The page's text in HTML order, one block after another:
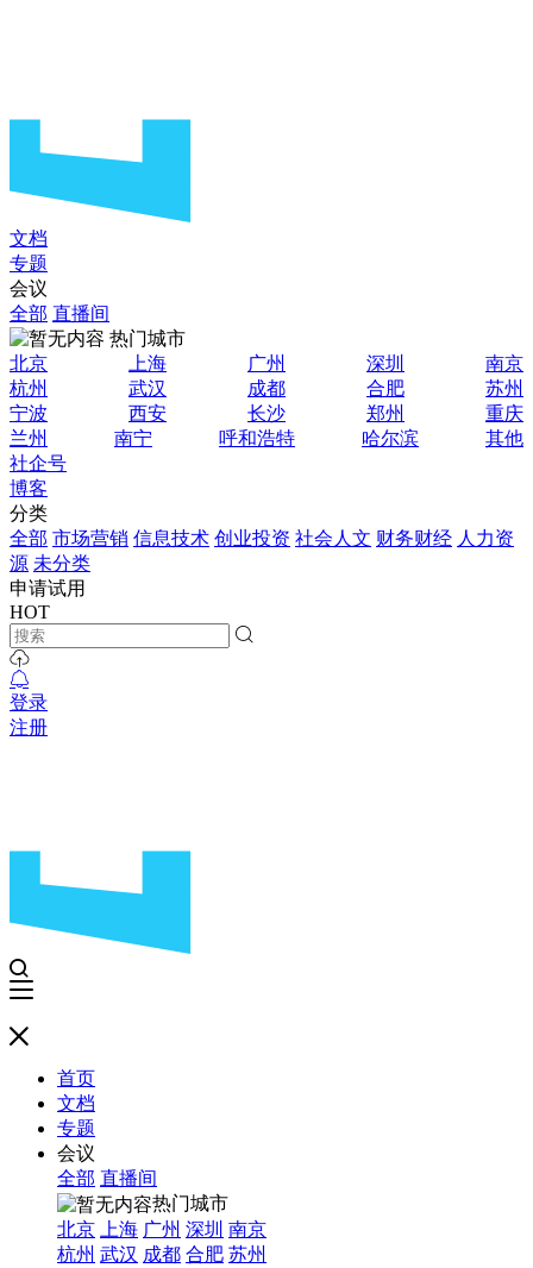
文档
专题
会议
全部 直播间
热门城市
北京
上海 广州 深圳
南京
杭州
武汉 成都 合肥
苏州
宁波
西安 长沙 郑州
重庆
兰州
南宁 呼和浩特 哈尔滨
其他
社企号
博客
分类
全部 市场营销 信息技术 创业投资 社会人文 财务财经 人力资
源 未分类
申请试用
HOT
登录
注册
首页
文档
专题
会议
全部 直播间
热门城市
北京
上海 广州 深圳 南京
杭州 武汉 成都 合肥 苏州